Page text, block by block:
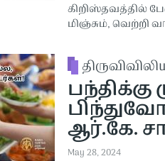
கிறிஸ்தவத்தில்
மிஞ்சும்,
ஆர்.கே.
May 28, 2024